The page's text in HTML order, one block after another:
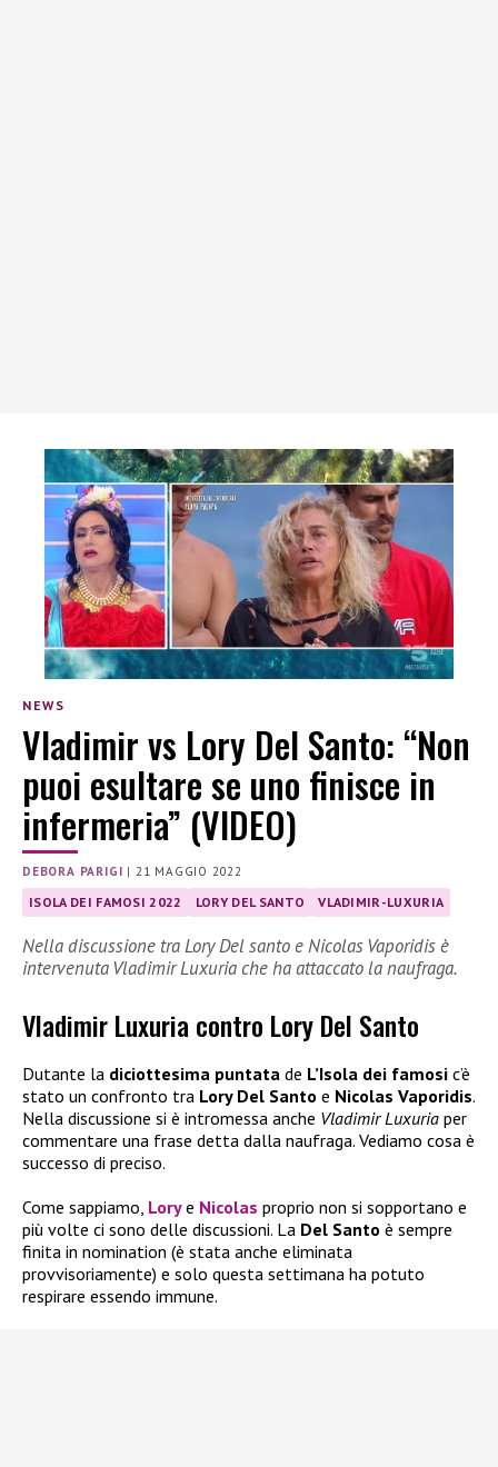
NEWS
Vladimir vs Lory Del Santo: “Non
puoi esultare se uno finisce in
infermeria” (VIDEO)
DEBORA PARIGI | 21 MAGGIO 2022
ISOLA DEI FAMOSI 2022 LORY DEL SANTO VLADIMIR-LUXURIA
Nella discussione tra Lory Del santo e Nicolas Vaporidis è
intervenuta Vladimir Luxuria che ha attaccato la naufraga.
Vladimir Luxuria contro Lory Del Santo
Dutante la diciottesima puntata de L’Isola dei famosi c’è
stato un confronto tra Lory Del Santo e Nicolas Vaporidis.
Nella discussione si è intromessa anche Vladimir Luxuria per
commentare una frase detta dalla naufraga. Vediamo cosa è
successo di preciso.
Come sappiamo, Lorye Nicolas proprio non si sopportano e
più volte ci sono delle discussioni. La Del Santo è sempre
finita in nomination (è stata anche eliminata
provvisoriamente) e solo questa settimana ha potuto
respirare essendo immune.